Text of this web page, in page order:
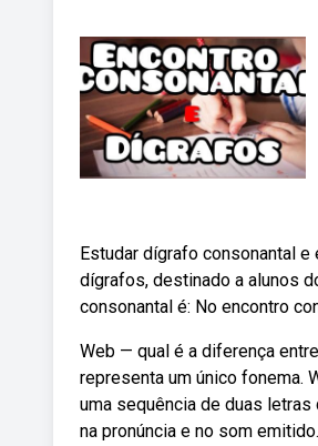
Estudar dígrafo consonantal
dígrafos, destinado a alunos
consonantal é: No encontro
Web — qual é a diferença
representa um único fonema.
uma sequência de duas
na pronúncia e no som